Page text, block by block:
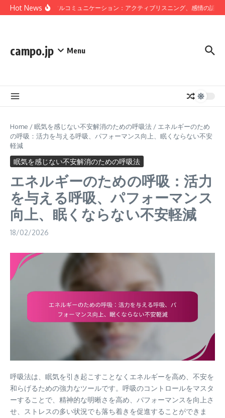
Skip to content
Hot News
マインドフルコミュニケーション：アクティブリスニング、感情の認識、
campo.jp Menu
Home /眠気を感じない不安解消のための呼吸法 / エネルギーのため
の呼吸：活力を与える呼吸、パフォーマンス向上、眠くならない不安
軽減
眠気を感じない不安解消のための呼吸法
エネルギーのための呼吸：活力
を与える呼吸、パフォーマンス
向上、眠くならない不安軽減
18/02/2026
呼吸法は、眠気を引き起こすことなくエネルギーを高め、不安を
和らげるための強力なツールです。呼吸のコントロールをマスタ
ーすることで、精神的な明晰さを高め、パフォーマンスを向上さ
せ、ストレスの多い状況でも落ち着きを促進することができま